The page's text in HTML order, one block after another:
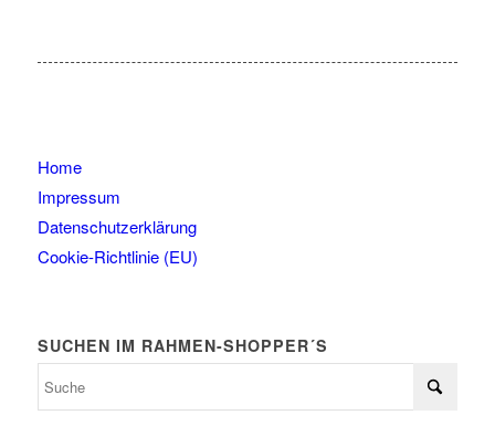
Home
Impressum
Datenschutzerklärung
Cookie-Richtlinie (EU)
SUCHEN IM RAHMEN-SHOPPER´S